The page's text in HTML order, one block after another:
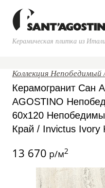
Керамическая плитка из
Коллекция Непобедимый
Керамогранит Сан
AGOSTINO
60x120
Край / Invictus Ivory
13 670 р/м2